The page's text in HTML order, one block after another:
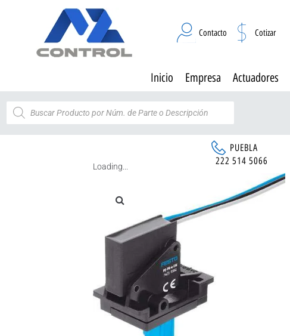
Contacto Cotizar
Inicio Empresa Actuadores
PUEBLA
222 514 5066
Loading...